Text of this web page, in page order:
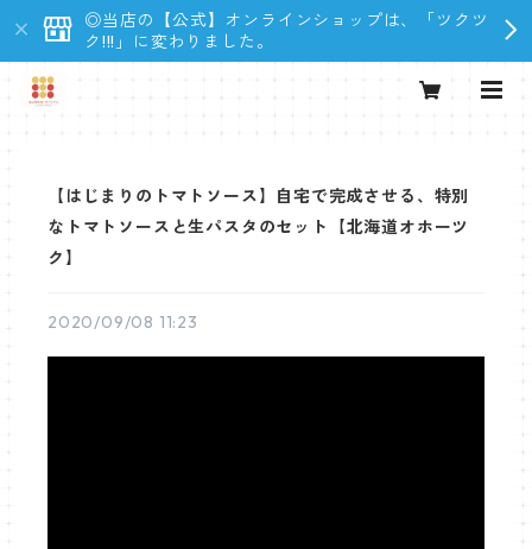
◎当店の【公式】オンラインショップは、「ツクツ
ク!!!」に変わりました。
【はじまりのトマトソース】自宅で完成させる、特別
なトマトソースと生パスタのセット【北海道オホーツ
ク】
2020/09/08 11:23